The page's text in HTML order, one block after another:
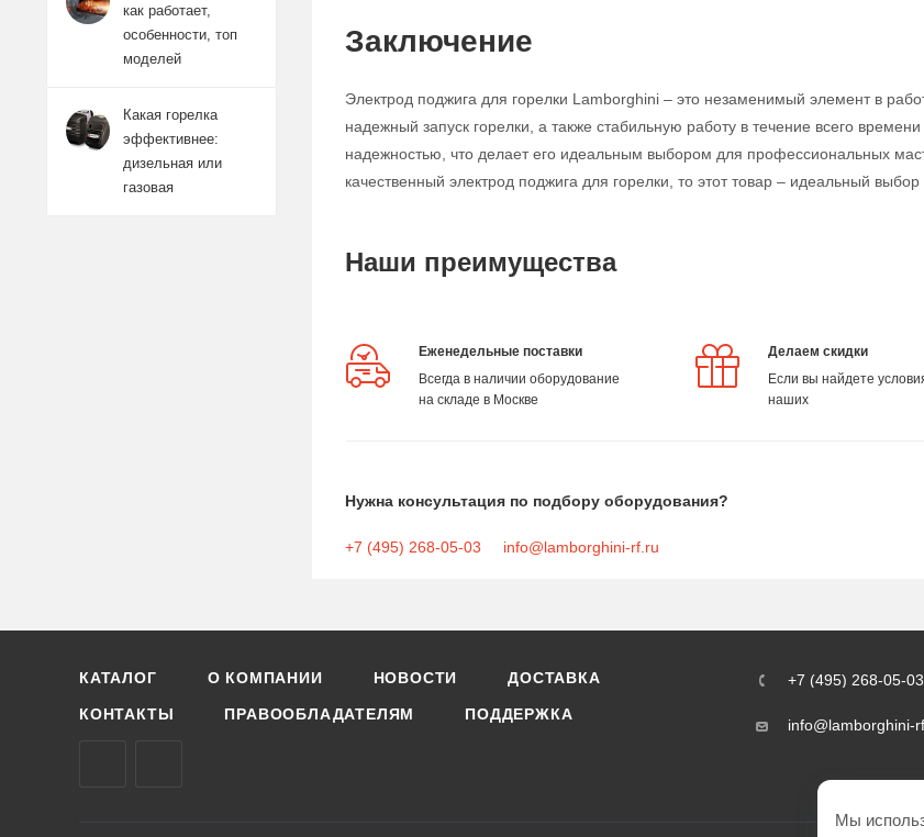
Заключение
Электрод поджига для горелки Lamborghini – это незаменимый элемент в
надежный запуск горелки, а также стабильную работу в течение всего
надежностью, что делает его идеальным выбором для профессиональных
качественный электрод поджига для горелки, то этот товар – идеальный выбор
Наши преимущества
Еженедельные поставки
Всегда в наличии оборудование
на складе в Москве
Делаем скидки
Если вы найдете
наших
Нужна консультация по подбору оборудования?
+7 (495) 268-05-03 info@lamborghini-rf.ru
как работает,
особенности, топ
моделей
Какая горелка
эффективнее:
дизельная или
газовая
КАТАЛОГ О КОМПАНИИ НОВОСТИ ДОСТАВКА
КОНТАКТЫ ПРАВООБЛАДАТЕЛЯМ ПОДДЕРЖКА
+7 (495) 268-05-03
info@lamborghini-
Мы